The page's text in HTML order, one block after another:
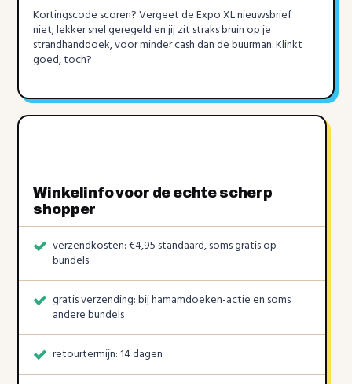
Kortingscode scoren? Vergeet de Expo XL nieuwsbrief
niet; lekker snel geregeld en jij zit straks bruin op je
strandhanddoek, voor minder cash dan de buurman. Klinkt
goed, toch?
Winkelinfo voor de echte scherp
shopper
verzendkosten: €4,95 standaard, soms gratis op
bundels
gratis verzending: bij hamamdoeken-actie en soms
andere bundels ️
retourtermijn: 14 dagen